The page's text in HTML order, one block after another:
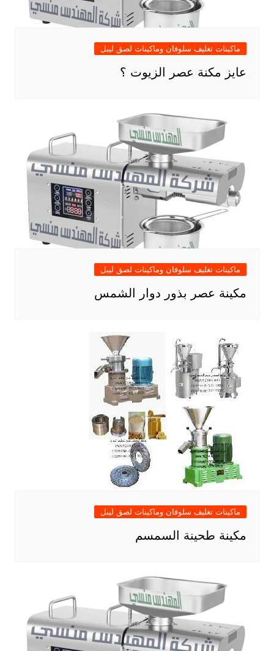
ماكينات تغليف سلوفان وماكينات لصق ليبل
عايز مكنة عصر الزيوت ؟
ماكينات تغليف سلوفان وماكينات لصق ليبل
مكينة عصر بذور دوار الشمس
ماكينات تغليف سلوفان وماكينات لصق ليبل
مكينة طحينة السمسم